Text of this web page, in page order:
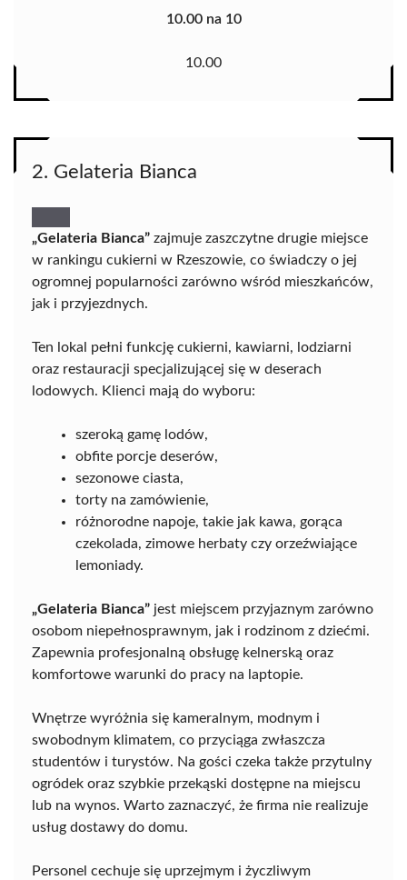
10.00 na 10
10.00
2. Gelateria Bianca
„Gelateria Bianca” zajmuje zaszczytne drugie miejsce
w rankingu cukierni w Rzeszowie, co świadczy o jej
ogromnej popularności zarówno wśród mieszkańców,
jak i przyjezdnych.
Ten lokal pełni funkcję cukierni, kawiarni, lodziarni
oraz restauracji specjalizującej się w deserach
lodowych. Klienci mają do wyboru:
szeroką gamę lodów,
obfite porcje deserów,
sezonowe ciasta,
torty na zamówienie,
różnorodne napoje, takie jak kawa, gorąca
czekolada, zimowe herbaty czy orzeźwiające
lemoniady.
„Gelateria Bianca” jest miejscem przyjaznym zarówno
osobom niepełnosprawnym, jak i rodzinom z dziećmi.
Zapewnia profesjonalną obsługę kelnerską oraz
komfortowe warunki do pracy na laptopie.
Wnętrze wyróżnia się kameralnym, modnym i
swobodnym klimatem, co przyciąga zwłaszcza
studentów i turystów. Na gości czeka także przytulny
ogródek oraz szybkie przekąski dostępne na miejscu
lub na wynos. Warto zaznaczyć, że firma nie realizuje
usług dostawy do domu.
Personel cechuje się uprzejmym i życzliwym